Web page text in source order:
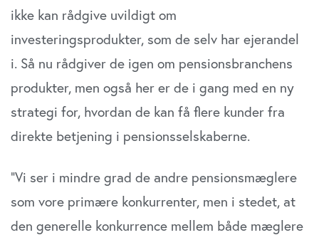
ikke kan rådgive uvildigt om
investeringsprodukter, som de selv har ejerandel
i. Så nu rådgiver de igen om pensionsbranchens
produkter, men også her er de i gang med en ny
strategi for, hvordan de kan få flere kunder fra
direkte betjening i pensionsselskaberne.
”Vi ser i mindre grad de andre pensionsmæglere
som vore primære konkurrenter, men i stedet, at
den generelle konkurrence mellem både mæglere